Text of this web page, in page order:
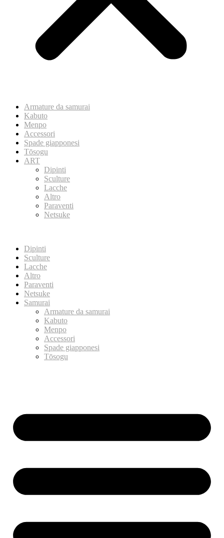
Armature da samurai
Kabuto
Menpo
Accessori
Spade giapponesi
Tōsogu
ART
Dipinti
Sculture
Lacche
Altro
Paraventi
Netsuke
Dipinti
Sculture
Lacche
Altro
Paraventi
Netsuke
Samurai
Armature da samurai
Kabuto
Menpo
Accessori
Spade giapponesi
Tōsogu